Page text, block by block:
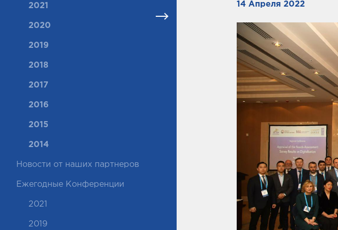
2021
2020
2019
2018
2017
2016
2015
2014
Новости от наших партнеров
Ежегодные Конференции
2021
2019
14 Апреля 2022